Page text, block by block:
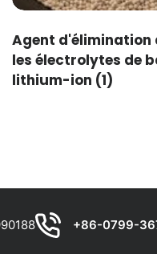
Agent d'élimination
les électrolytes de
lithium-ion (1)
+86-0799-